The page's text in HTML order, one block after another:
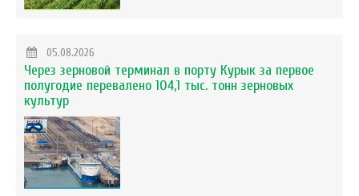
05.08.2026
Через зерновой терминал в порту Курык за первое
полугодие перевалено 104,1 тыс. тонн зерновых
культур